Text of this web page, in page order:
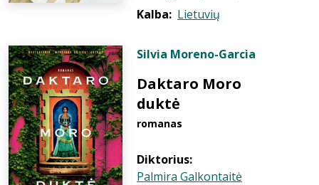
Kalba: Lietuvių
Silvia Moreno-Garcia
Daktaro Moro
duktė
romanas
Diktorius:
Palmira Galkontaitė